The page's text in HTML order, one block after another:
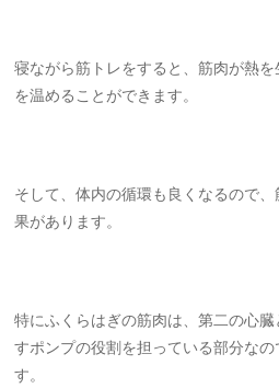
寝ながら筋トレをすると、筋肉が熱
を温めることができます。
そして、体内の循環も良くなるので
果があります。
特にふくらはぎの筋肉は、第二の心
すポンプの役割を担っている部分な
す。